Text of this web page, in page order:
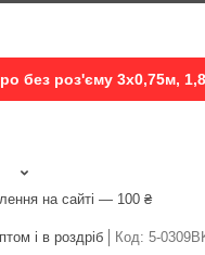
без роз'єму 3x0,75м,
на сайті — 100 ₴
і в роздріб Код: 5-